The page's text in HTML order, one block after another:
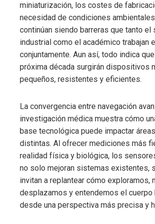
miniaturización, los costes de
necesidad de condiciones
continúan siendo barreras que tanto el
industrial como el académico trabajan
conjuntamente. Aun así, todo indica
próxima década surgirán dispositivos
pequeños, resistentes y eficientes.
La convergencia entre navegación
investigación médica muestra cómo
base tecnológica puede impactar
distintas. Al ofrecer mediciones más
realidad física y biológica, los
no solo mejoran sistemas existentes,
invitan a replantear cómo exploramos,
desplazamos y entendemos el cuerpo
desde una perspectiva más precisa y